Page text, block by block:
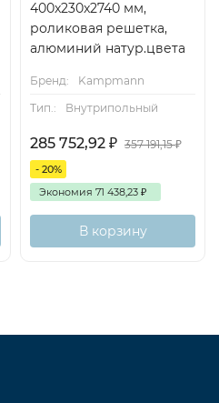
400x230x2740 мм,
роликовая решетка,
алюминий натур.цвета
Бренд:
Kampmann
Тип.:
Внутрипольный
285 752,92 ₽ 357 191,15₽
- 20%
Экономия 71 438,23 ₽
В корзину